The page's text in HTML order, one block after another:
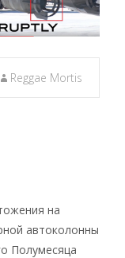
Reggae Mortis
на
автоколонны
Полумесяца